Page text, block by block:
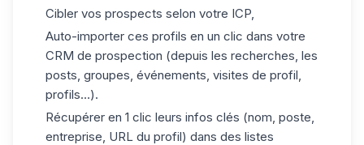
Cibler vos prospects selon votre ICP,
Auto-importer ces profils en un clic dans votre
CRM de prospection (depuis les recherches, les
posts, groupes, événements, visites de profil,
profils…).
Récupérer en 1 clic leurs infos clés (nom, poste,
entreprise, URL du profil) dans des listes